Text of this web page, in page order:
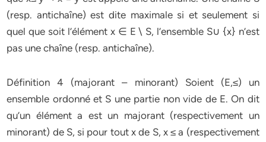
(resp. antichaîne) est dite maximale si et seulement si
quel que soit l’élément x ∈ E \ S, l’ensemble S∪ {x} n’est
pas une chaîne (resp. antichaîne).
Définition 4 (majorant – minorant) Soient (E,≤) un
ensemble ordonné et S une partie non vide de E. On dit
qu’un élément a est un majorant (respectivement un
minorant) de S, si pour tout x de S, x ≤ a (respectivement